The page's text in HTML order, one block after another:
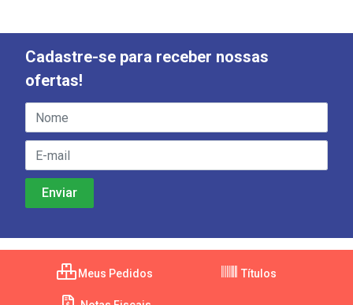
Cadastre-se para receber nossas
ofertas!
Meus Pedidos Títulos